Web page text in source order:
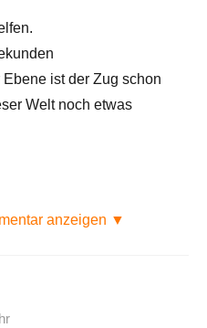
ist der Zug schon
Welt noch etwas
anzeigen ▼